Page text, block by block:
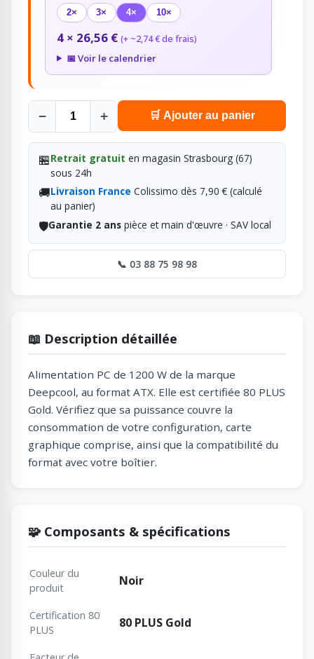
2× 3× 4× 10×
4 × 26,56 € (+ ~2,74 € de frais)
📅 Voir le calendrier
− + 🛒 Ajouter au panier
🏪Retrait gratuit en magasin Strasbourg (67)
sous 24h
🚚Livraison France Colissimo dès 7,90 € (calculé
au panier)
🛡️Garantie 2 anspièce et main d'œuvre · SAV local
📞 03 88 75 98 98
📖 Description détaillée
Alimentation PC de 1200 W de la marque
Deepcool, au format ATX. Elle est certifiée 80 PLUS
Gold. Vérifiez que sa puissance couvre la
consommation de votre configuration, carte
graphique comprise, ainsi que la compatibilité du
format avec votre boîtier.
🧩 Composants & spécifications
Couleur du
produit
Noir
Certification 80
PLUS
80 PLUS Gold